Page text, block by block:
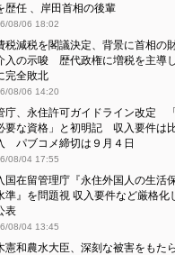
歴任 、岸田首相の後輩
08/06 18:02
税減税を閣議決定、背景に首相の
入の示唆 歴代政権に増税を主導
完全敗北
08/06 14:20
庁、永住許可ガイドライン改定
要な資格」と初明記 収入要件は
パブコメ締切は９月４日
08/04 17:55
国在留管理庁『永住外国人の生活
準』を問題視 収入要件など厳格化
表
08/04 13:45
憲和農水大臣、深刻な被害をもた